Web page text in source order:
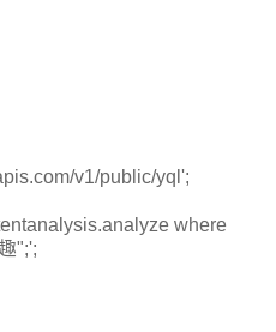
v1/public/yql';
where
";';